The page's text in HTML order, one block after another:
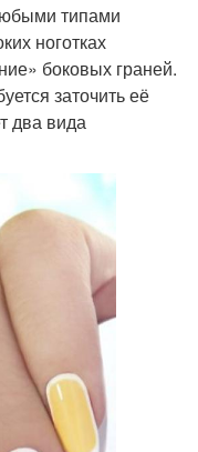
типами
ноготках
боковых граней.
заточить её
два вида